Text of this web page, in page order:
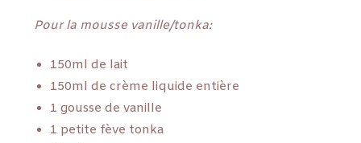
Pour la mousse vanille/tonka:
150ml de lait
150ml de crème liquide entière
1 gousse de vanille
1 petite fève tonka